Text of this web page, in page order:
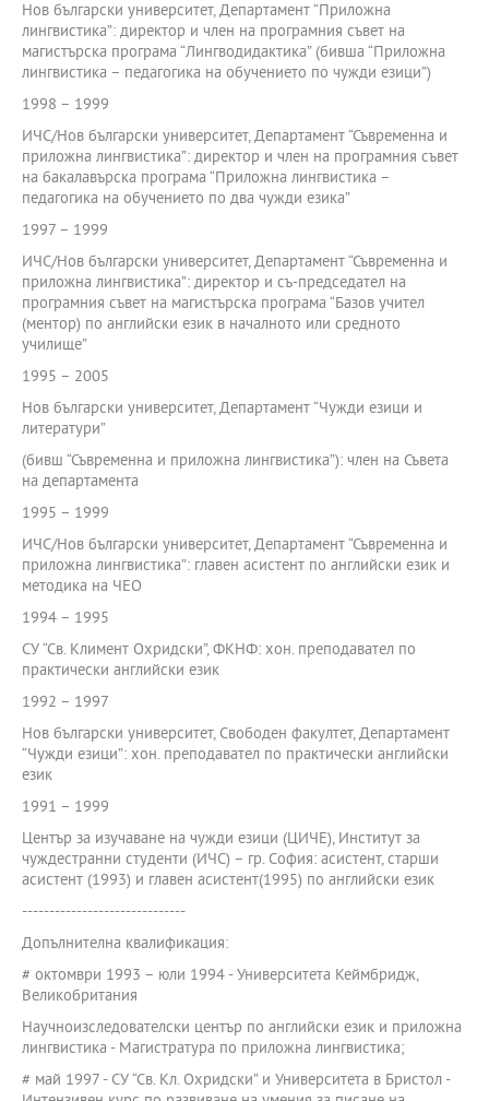
Нов български университет, Департамент “Приложна
лингвистика”: директор и член на програмния съвет на
магистърска програма “Лингводидактика” (бивша “Приложна
лингвистика – педагогика на обучението по чужди езици”)
1998 – 1999
ИЧС/Нов български университет, Департамент “Съвременна и
приложна лингвистика”: директор и член на програмния съвет
на бакалавърска програма “Приложна лингвистика –
педагогика на обучението по два чужди езика”
1997 – 1999
ИЧС/Нов български университет, Департамент “Съвременна и
приложна лингвистика”: директор и съ-председател на
програмния съвет на магистърска програма “Базов учител
(ментор) по английски език в началното или средното
училище”
1995 – 2005
Нов български университет, Департамент “Чужди езици и
литератури”
(бивш “Съвременна и приложна лингвистика”): член на Съвета
на департамента
1995 – 1999
ИЧС/Нов български университет, Департамент “Съвременна и
приложна лингвистика”: главен асистент по английски език и
методика на ЧЕО
1994 – 1995
СУ “Св. Климент Охридски”, ФКНФ: хон. преподавател по
практически английски език
1992 – 1997
Нов български университет, Свободен факултет, Департамент
“Чужди езици”: хон. преподавател по практически английски
език
1991 – 1999
Център за изучаване на чужди езици (ЦИЧЕ), Институт за
чуждестранни студенти (ИЧС) – гр. София: асистент, старши
асистент (1993) и главен асистент(1995) по английски език
------------------------------
Допълнителна квалификация:
# октомври 1993 – юли 1994 - Университета Кеймбридж,
Великобритания
Научноизследователски център по английски език и приложна
лингвистика - Магистратура по приложна лингвистика;
# май 1997 - СУ “Св. Кл. Охридски” и Университета в Бристол -